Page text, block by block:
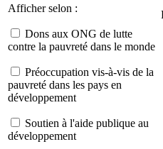
Afficher selon :
Dons aux ONG de lutte
contre la pauvreté dans le monde
Préoccupation vis-à-vis de la
pauvreté dans les pays en
développement
Soutien à l'aide publique au
développement